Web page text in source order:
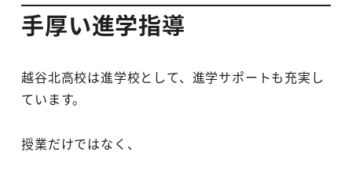
手厚い進学指導
越谷北高校は進学校として、進学サポートも充実し
ています。
授業だけではなく、